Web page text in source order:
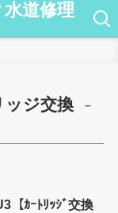
道修理
ジ交換
–
ｶｰﾄﾘｯｼﾞ交換